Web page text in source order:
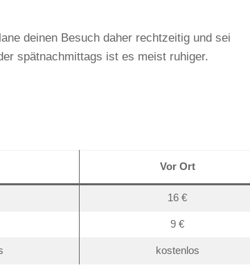
deinen Besuch daher rechtzeitig und sei
spätnachmittags ist es meist ruhiger.
Vor Ort
16 €
9 €
kostenlos